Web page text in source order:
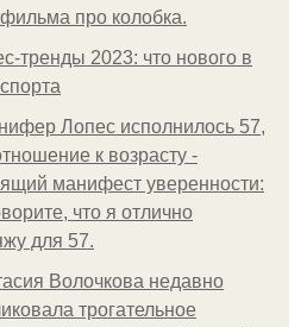
про колобка.
тренды 2023: что нового в
Лопес исполнилось 57,
к возрасту -
манифест уверенности:
что я отлично
для 57.
Волочкова недавно
трогательное